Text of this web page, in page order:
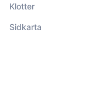
Klotter
Sidkarta